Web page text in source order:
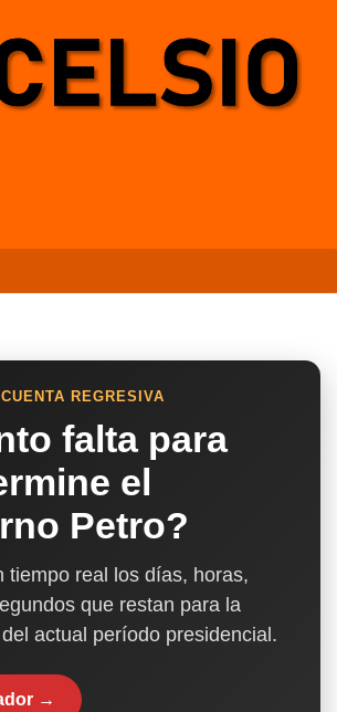
REGRESIVA
falta para
el
Petro?
tiempo real los días, horas,
que restan para la
actual período presidencial.
→